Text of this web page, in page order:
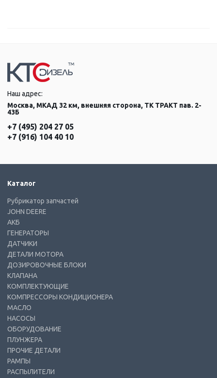
Наш адрес:
Москва, МКАД 32 км, внешняя сторона, ТК ТРАКТ пав. 2-
43Б
+7 (495) 204 27 05
+7 (916) 104 40 10
Каталог
Рубрикатор запчастей
JOHN DEERE
АКБ
ГЕНЕРАТОРЫ
ДАТЧИКИ
ДЕТАЛИ МОТОРА
ДОЗИРОВОЧНЫЕ БЛОКИ
КЛАПАНА
КОМПЛЕКТУЮЩИЕ
КОМПРЕССОРЫ КОНДИЦИОНЕРА
МАСЛО
НАСОСЫ
ОБОРУДОВАНИЕ
ПЛУНЖЕРА
ПРОЧИЕ ДЕТАЛИ
РАМПЫ
РАСПЫЛИТЕЛИ